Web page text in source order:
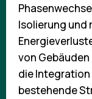
Isolierung und
von
die
bestehende